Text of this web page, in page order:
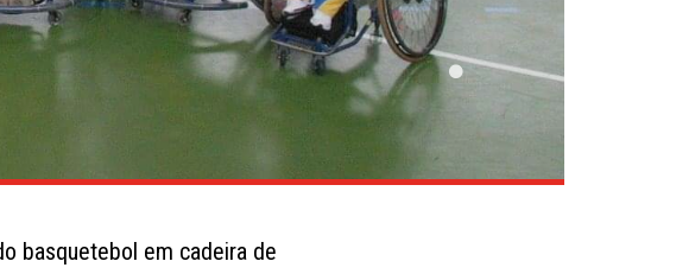
basquetebol em cadeira de